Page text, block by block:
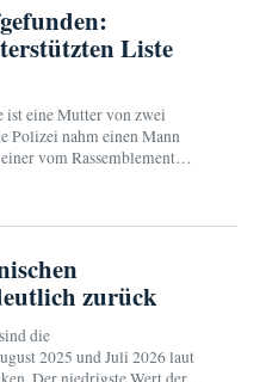
Liste
ist eine Mutter von zwei
Polizei nahm einen Mann
vom Rassemblement
zurück
die
2025 und Juli 2026 laut